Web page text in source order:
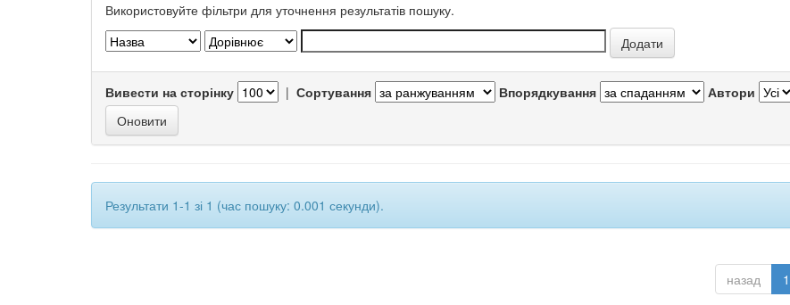
Використовуйте фільтри для уточнення результатів пошуку.
Вивести на сторінку | Сортування Впорядкування Автори
Результати 1-1 зі 1 (час пошуку: 0.001 секунди).
назад 1